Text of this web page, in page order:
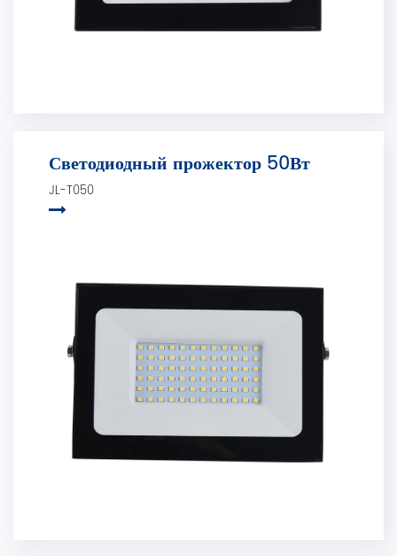
Светодиодный прожектор 50Вт
JL-T050